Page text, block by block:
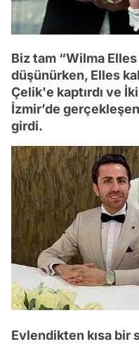
Biz tam “Wilma
düşünürken, Elles
Çelik'e kaptırdı ve
İzmir’de
girdi.
Evlendikten kısa bir